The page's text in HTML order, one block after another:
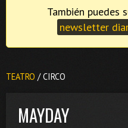
newsletter
TEATRO / CIRCO
MAYDAY